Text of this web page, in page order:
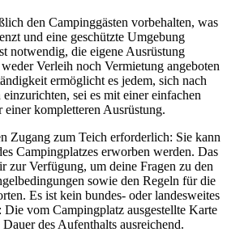
den Campinggästen vorbehalten, was
und eine geschützte Umgebung
notwendig, die eigene Ausrüstung
Verleih noch Vermietung angeboten
ermöglicht es jedem, sich nach
sei es mit einer einfachen
einer kompletteren Ausrüstung.
Zugang zum Teich erforderlich: Sie kann
Campingplatzes erworben werden. Das
zur Verfügung, um deine Fragen zu den
sowie den Regeln für die
Es ist kein bundes- oder landesweites
vom Campingplatz ausgestellte Karte
des Aufenthalts ausreichend.